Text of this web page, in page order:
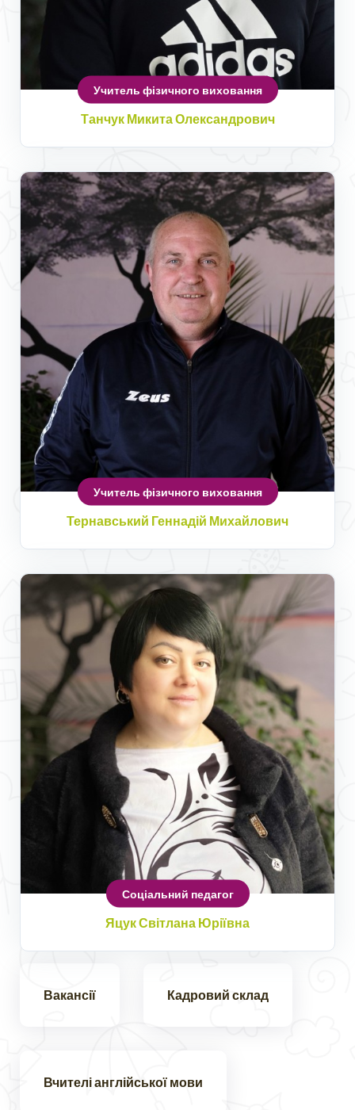
Учитель фізичного виховання
Танчук Микита Олександрович
Учитель фізичного виховання
Тернавський Геннадій Михайлович
Соціальний педагог
Яцук Світлана Юріївна
Вакансії Кадровий склад
Вчителі англійської мови